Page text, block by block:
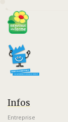
Infos
Entreprise